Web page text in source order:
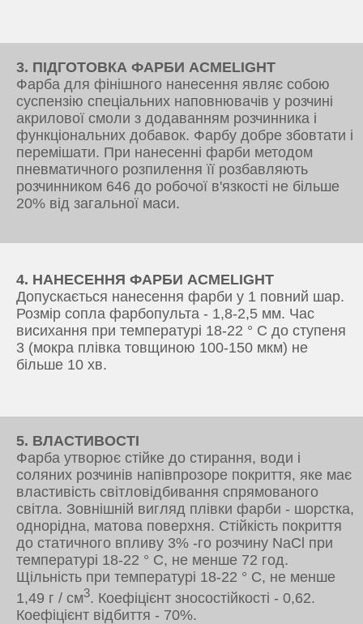
3. ПІДГОТОВКА ФАРБИ ACMELIGHT
Фарба для фінішного нанесення являє собою
суспензію спеціальних наповнювачів у розчині
акрилової смоли з додаванням розчинника і
функціональних добавок. Фарбу добре збовтати і
перемішати. При нанесенні фарби методом
пневматичного розпилення її розбавляють
розчинником 646 до робочої в'язкості не більше
20% від загальної маси.
4. НАНЕСЕННЯ ФАРБИ ACMELIGHT
Допускається нанесення фарби у 1 повний шар.
Розмір сопла фарбопульта - 1,8-2,5 мм. Час
висихання при температурі 18-22 ° С до ступеня
3 (мокра плівка товщиною 100-150 мкм) не
більше 10 хв.
5. ВЛАСТИВОСТІ
Фарба утворює стійке до стирання, води і
соляних розчинів напівпрозоре покриття, яке має
властивість світловідбивання спрямованого
світла. Зовнішній вигляд плівки фарби - шорстка,
однорідна, матова поверхня. Стійкість покриття
до статичного впливу 3% -го розчину NaCl при
температурі 18-22 ° С, не менше 72 год.
Щільність при температурі 18-22 ° С, не менше
1,49 г / см3. Коефіцієнт зносостійкості - 0,62.
Коефіцієнт відбиття - 70%.